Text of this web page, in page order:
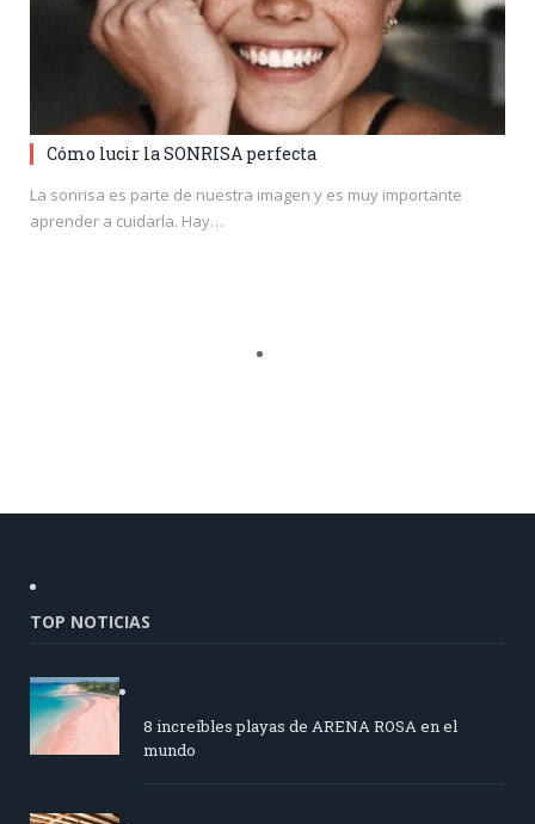
Cómo lucir la SONRISA perfecta
La sonrisa es parte de nuestra imagen y es muy importante
aprender a cuidarla. Hay…
TOP NOTICIAS
8 increíbles playas de ARENA ROSA en el
mundo